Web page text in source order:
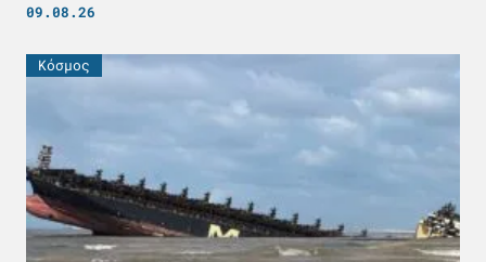
09.08.26
Κόσμος